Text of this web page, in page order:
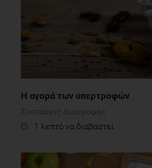
H αγορά των υπερτροφών
Συστάσεις Διατροφής
1 λεπτό να διαβαστεί